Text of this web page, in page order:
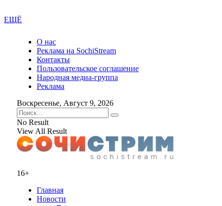
ЕЩЁ
О нас
Реклама на SochiStream
Контакты
Пользовательское соглашение
Народная медиа-группа
Реклама
Воскресенье, Август 9, 2026
No Result
View All Result
16+
Главная
Новости